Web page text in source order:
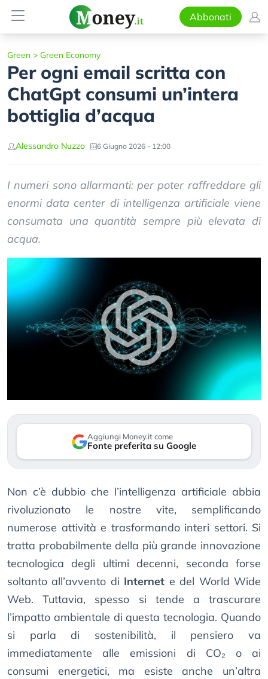
Abbonati
Green > Green Economy
Per ogni email scritta con
ChatGpt consumi un’intera
bottiglia d’acqua
Alessandro Nuzzo 6 Giugno 2026 - 12:00
I numeri sono allarmanti: per poter raffreddare gli
enormi data center di intelligenza artificiale viene
consumata una quantità sempre più elevata di
acqua.
Aggiungi Money.it come
Fonte preferita su Google
Non c’è dubbio che l’intelligenza artificiale abbia
rivoluzionato le nostre vite, semplificando
numerose attività e trasformando interi settori. Si
tratta probabilmente della più grande innovazione
tecnologica degli ultimi decenni, seconda forse
soltanto all’avvento di Internet e del World Wide
Web. Tuttavia, spesso si tende a trascurare
l’impatto ambientale di questa tecnologia. Quando
si parla di sostenibilità, il pensiero va
immediatamente alle emissioni di CO₂ o ai
consumi energetici, ma esiste anche un’altra